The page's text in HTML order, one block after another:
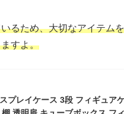
るため、大切なアイテム
すよ。
プレイケース 3段 フィギュア